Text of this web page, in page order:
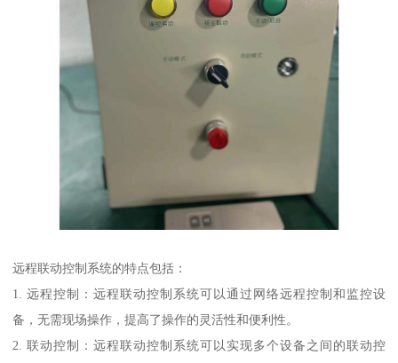
远程联动控制系统的特点包括：
1. 远程控制：远程联动控制系统可以通过网络远程控制和监控设
备，无需现场操作，提高了操作的灵活性和便利性。
2. 联动控制：远程联动控制系统可以实现多个设备之间的联动控